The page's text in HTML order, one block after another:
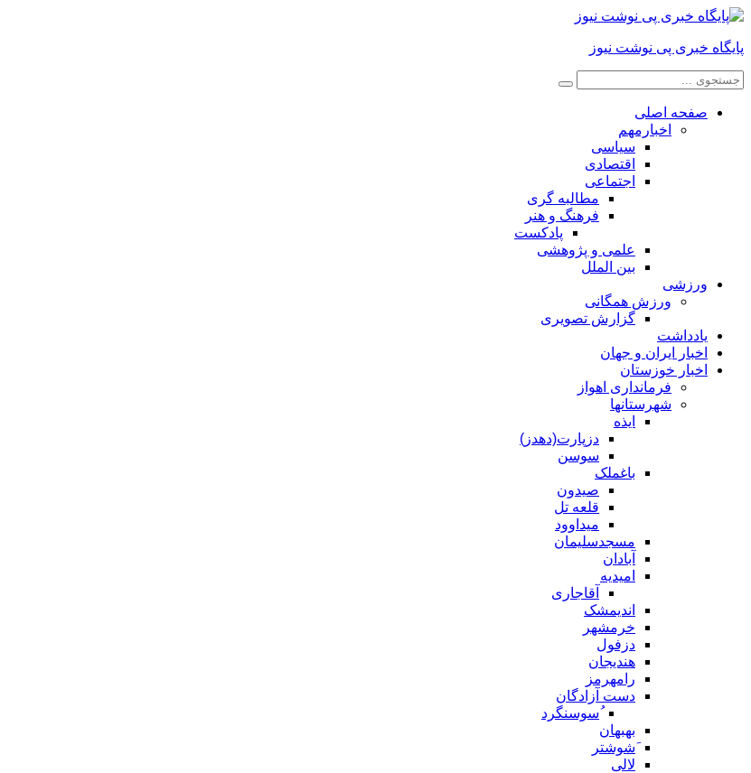
پایگاه خبری پی نوشت نیوز
صفحه اصلی
اخبارمهم
سیاسی
اقتصادی
اجتماعی
مطالبه گری
فرهنگ و هنر
پادکست
علمی و پژوهشی
بین الملل
ورزشی
ورزش همگانی
گزارش تصویری
یادداشت
اخبار ایران و جهان
اخبار خوزستان
فرمانداری اهواز
شهرستانها
ایذه
دزپارت(دهدز)
سوسن
باغملک
صیدون
قلعه تل
میداوود
مسجدسلیمان
آبادان
امیدیه
آقاجاری
اندیمشک
خرمشهر
دزفول
هندیجان
رامهرمز
دست آزادگان
ُسوسنگرد
بهبهان
َشوشتر
لالی